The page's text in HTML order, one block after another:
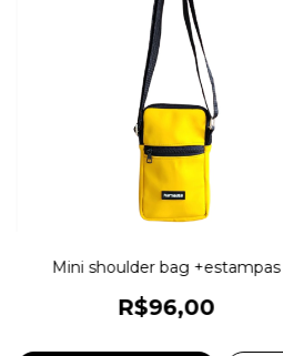
Mini shoulder bag +estampas
R$96,00